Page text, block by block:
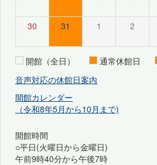
30 31 1 2
開館（全日） 通常休館日
音声対応の休館日案内
開館カレンダー
（令和8年5月から10月まで)
開館時間
○平日(火曜日から金曜日)
午前9時40分から午後7時